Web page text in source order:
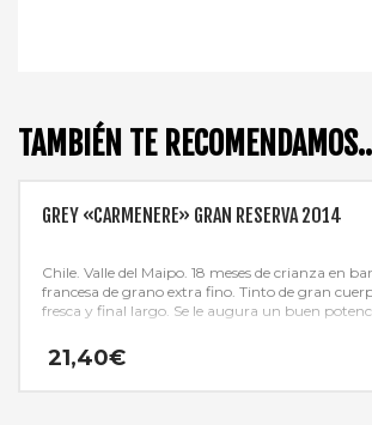
TAMBIÉN TE
GREY «CARMENERE» GRAN RESERVA 2014
Chile. Valle del Maipo. 18 meses de crianza en
francesa de grano extra fino. Tinto de gran
fresca y final largo. Se le augura un buen
21,40€